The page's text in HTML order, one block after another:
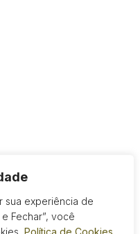
sua experiência de
Fechar”, você
Política de Cookies